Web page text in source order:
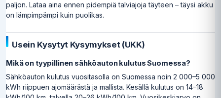
paljon. Lataa aina ennen pidempiä talviajoja täyteen – täysi akku
on lämpimpämpi kuin puolikas.
Usein Kysytyt Kysymykset (UKK)
Mikä on tyypillinen sähköauton kulutus Suomessa?
Sähköauton kulutus vuositasolla on Suomessa noin 2 000–5 000
kWh riippuen ajomäärästä ja mallista. Kesällä kulutus on 14–18